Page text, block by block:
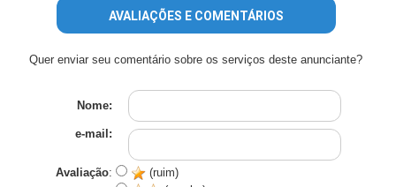
AVALIAÇÕES E COMENTÁRIOS
Quer enviar seu comentário sobre os serviços deste anunciante?
Nome:
e-mail:
Avaliação:
(ruim)